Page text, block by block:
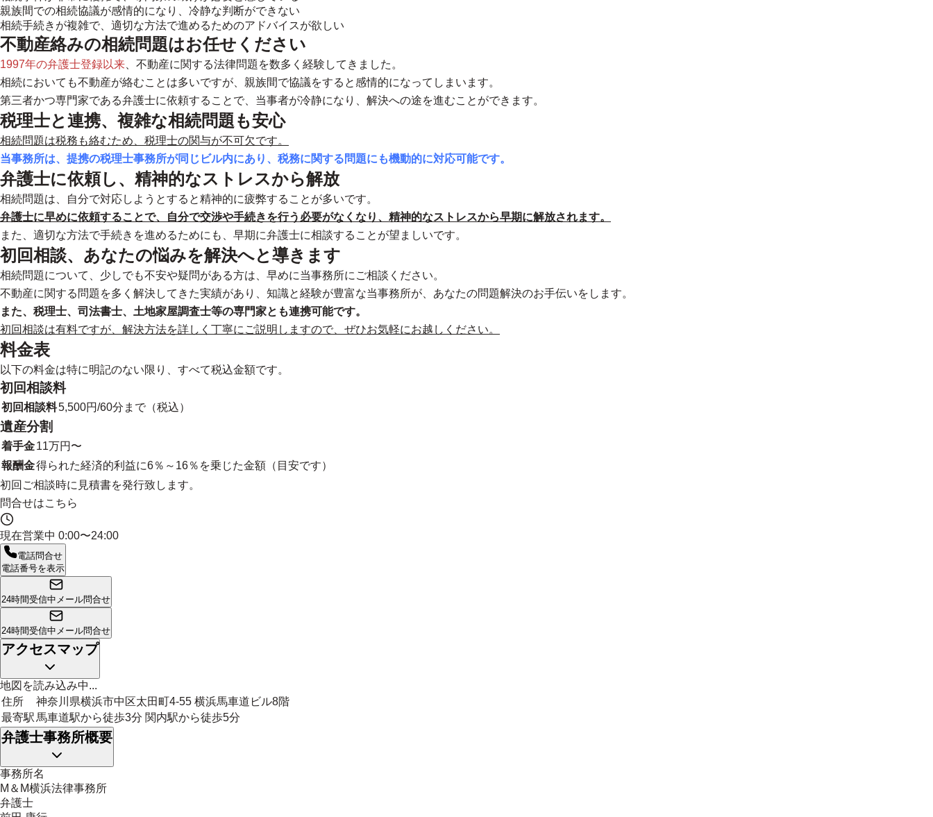
親族間での相続協議が感情的になり、冷静な判断ができない
相続手続きが複雑で、適切な方法で進めるためのアドバイスが欲しい
不動産絡みの相続問題はお任せください
1997年の弁護士登録以来 、不動産に関する法律問題を数多く経験してきました。
相続においても不動産が絡むことは多いですが、親族間で協議をすると感情的になってしまいます。
第三者かつ専門家である弁護士に依頼することで、当事者が冷静になり、解決への途を進むことができます。
税理士と連携、複雑な相続問題も安心
相続問題は税務も絡むため、税理士の関与が不可欠です。
当事務所は、提携の税理士事務所が同じビル内にあり、税務に関する問題にも機動的に対応可能です。
弁護士に依頼し、精神的なストレスから解放
相続問題は、自分で対応しようとすると精神的に疲弊することが多いです。
弁護士に早めに依頼することで、自分で交渉や手続きを行う必要がなくなり、精神的なストレスから早期に解放されます。
また、適切な方法で手続きを進めるためにも、早期に弁護士に相談することが望ましいです。
初回相談、あなたの悩みを解決へと導きます
相続問題について、少しでも不安や疑問がある方は、早めに当事務所にご相談ください。
不動産に関する問題を多く解決してきた実績があり、知識と経験が豊富な当事務所が、あなたの問題解決のお手伝いをします。
また、税理士、司法書士、土地家屋調査士等の専門家とも連携可能です。
初回相談は有料ですが、解決方法を詳しく丁寧にご説明しますので、ぜひお気軽にお越しください。
料金表
以下の料金は特に明記のない限り、すべて税込金額です。
初回相談料
初回相談料5,500円/60分まで（税込）
遺産分割
着手金11万円〜
報酬金得られた経済的利益に6％～16％を乗じた金額（目安です）
初回ご相談時に見積書を発行致します。
問合せはこちら
現在営業中 0:00〜24:00
電話問合せ
電話番号を表示
24時間受信中 メール問合せ
24時間受信中 メール問合せ
アクセスマップ
地図を読み込み中...
住所
神奈川県横浜市中区太田町4-55 横浜馬車道ビル8階
最寄駅 馬車道駅から徒歩3分 関内駅から徒歩5分
弁護士事務所概要
事務所名
M＆M横浜法律事務所
弁護士